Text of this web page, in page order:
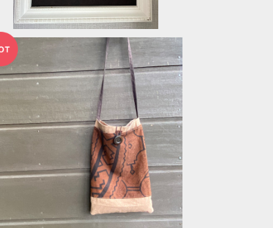
Pos29 薄くて軽く大きめ仕分けポシェ
ット シピボ族の泥染め 世界の民藝
布
¥5,850
10%OFF